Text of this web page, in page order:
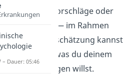
oder
einfach nur Lob — im Rahmen
Selbsteinschätzung kannst
du aufnehmen, was du deinem
sagen willst.
– Dauer: 05:46